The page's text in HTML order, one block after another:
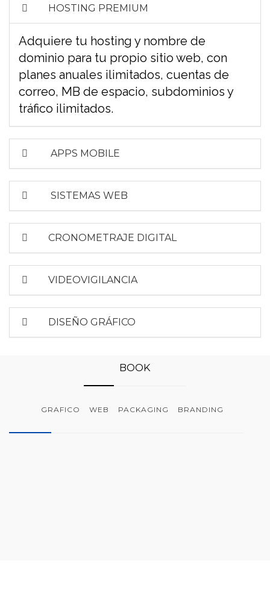
HOSTING PREMIUM
Adquiere tu hosting y nombre de
dominio para tu propio sitio web, con
planes anuales ilimitados, cuentas de
correo, MB de espacio, subdominios y
tráfico ilimitados.
APPS MOBILE
SISTEMAS WEB
CRONOMETRAJE DIGITAL
VIDEOVIGILANCIA
DISEÑO GRÁFICO
BOOK
GRAFICO WEB PACKAGING BRANDING